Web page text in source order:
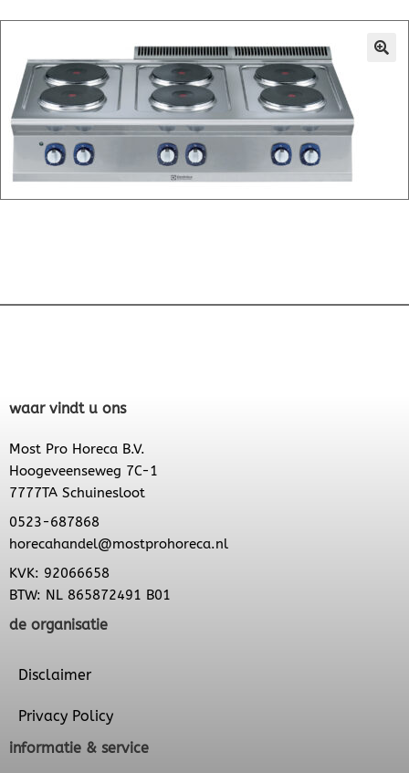
waar vindt u ons
Most Pro Horeca B.V.
Hoogeveenseweg 7C-1
7777TA Schuinesloot
0523-687868
horecahandel@mostprohoreca.nl
KVK: 92066658
BTW: NL 865872491 B01
de organisatie
Disclaimer
Privacy Policy
informatie & service